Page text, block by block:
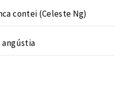
contei (Celeste Ng)
angústia